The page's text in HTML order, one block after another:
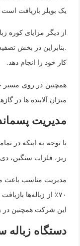
یک بویلر بازیافت است
از دیگر مزایای کوره
.بنابراین در بخش
کار خود را انجام دهد.
همچنین در روی مسیر
میزان آلاینده ها در
مدیریت
با توجه به اینکه در
ریز، فلزات سنگین،
مدیریت مناسب باعث
این شرکت همچنین در
دستگاه زباله